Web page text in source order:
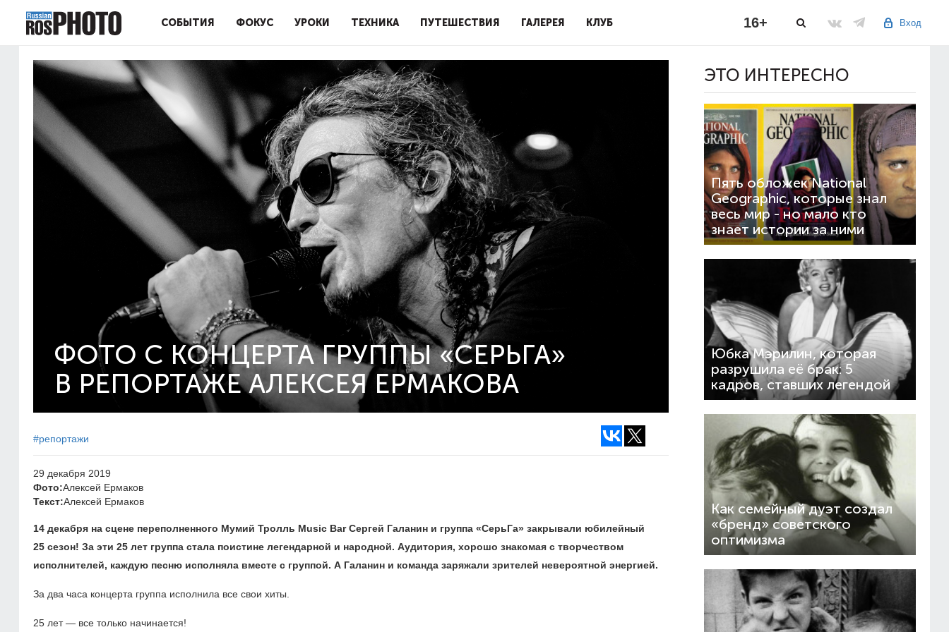
СОБЫТИЯ ФОКУС УРОКИ ТЕХНИКА ПУТЕШЕСТВИЯ ГАЛЕРЕЯ КЛУБ Вход
16+
ФОТО С КОНЦЕРТА ГРУППЫ «СЕРЬГА»
В РЕПОРТАЖЕ АЛЕКСЕЯ ЕРМАКОВА
#репортажи
29 декабря 2019
Фото:Алексей Ермаков
Текст:Алексей Ермаков
14 декабря на сцене переполненного Мумий Тролль Music Bаr Сергей Галанин и группа «СерьГа» закрывали юбилейный
25 сезон! За эти 25 лет группа стала поистине легендарной и народной. Аудитория, хорошо знакомая с творчеством
исполнителей, каждую песню исполняла вместе с группой. А Галанин и команда заряжали зрителей невероятной энергией.
За два часа концерта группа исполнила все свои хиты.
25 лет — все только начинается!
ЭТО ИНТЕРЕСНО
Пять обложек National
Geographic, которые знал
весь мир - но мало кто
знает истории за ними
Юбка Мэрилин, которая
разрушила её брак: 5
кадров, ставших легендой
Как семейный дуэт создал
«бренд» советского
оптимизма